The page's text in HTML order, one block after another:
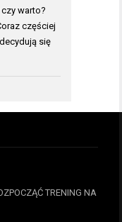
warto?
częściej
się
TRENING NA